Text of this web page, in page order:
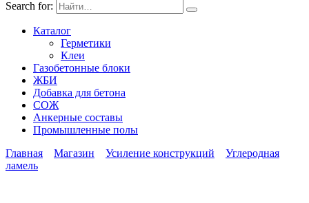
Search for:
Каталог
Герметики
Клеи
Газобетонные блоки
ЖБИ
Добавка для бетона
СОЖ
Анкерные составы
Промышленные полы
Главная
Магазин Усиление конструкций
Углеродная
ламель